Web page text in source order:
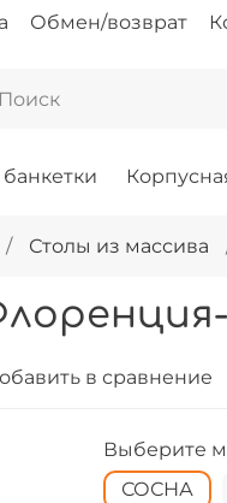
Обмен/возврат
Столы из массива
в сравнение
Выберите
СОСНА